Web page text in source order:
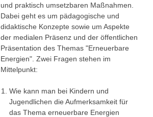
und praktisch umsetzbaren Maßnahmen.
Dabei geht es um pädagogische und
didaktische Konzepte sowie um Aspekte
der medialen Präsenz und der öffentlichen
Präsentation des Themas "Erneuerbare
Energien". Zwei Fragen stehen im
Mittelpunkt:
Wie kann man bei Kindern und
Jugendlichen die Aufmerksamkeit für
das Thema erneuerbare Energien